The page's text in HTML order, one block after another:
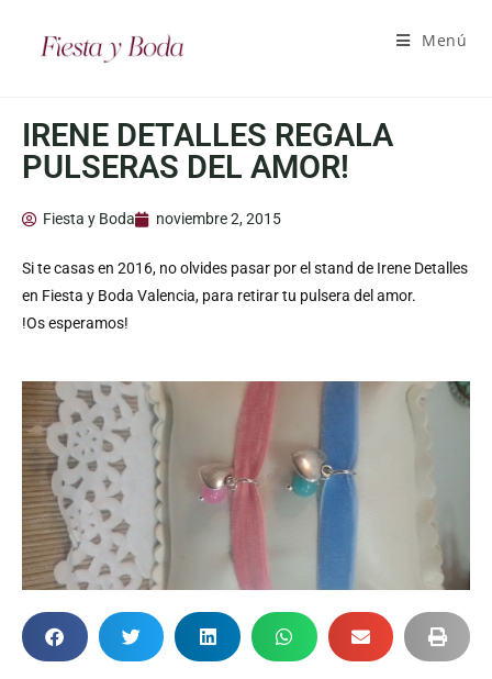
Menú
IRENE DETALLES REGALA
PULSERAS DEL AMOR!
Fiesta y Boda noviembre 2, 2015
Si te casas en 2016, no olvides pasar por el stand de Irene Detalles
en Fiesta y Boda Valencia, para retirar tu pulsera del amor.
!Os esperamos!